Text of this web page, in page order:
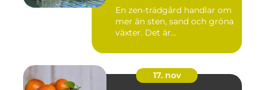
En zen-trädgård handlar om
mer än sten, sand och gröna
växter. Det är...
17. nov